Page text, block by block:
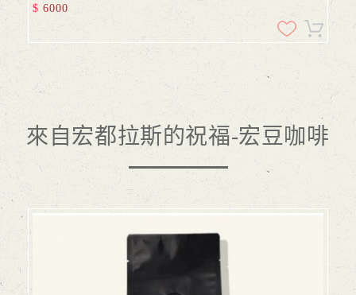
$ 6000
來自宏都拉斯的祝福-宏豆咖啡